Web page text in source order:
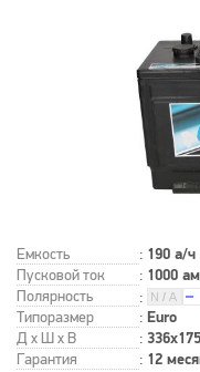
Емкость : 190 а/ч
Пусковой ток : 1000
Полярность
:
Типоразмер
: Euro
Д x Ш x В :
Гарантия : 12